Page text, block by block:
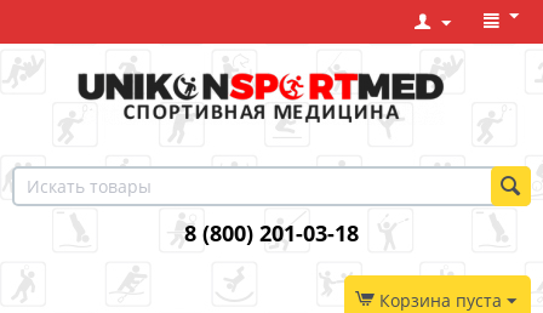
8 (800) 201-03-18
Корзина пуста